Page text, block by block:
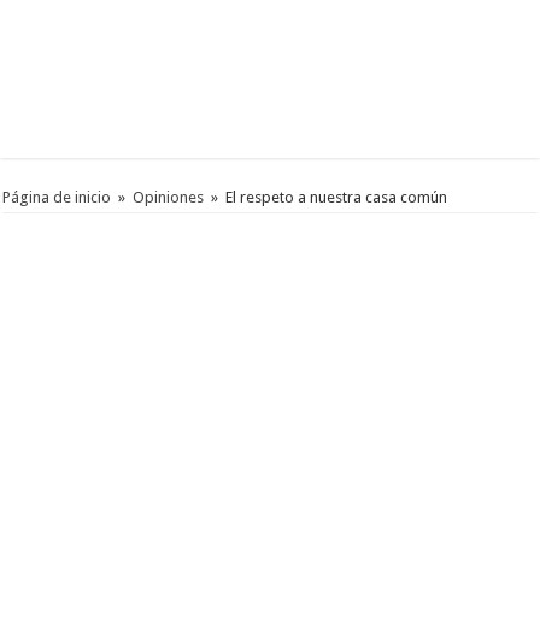
Página de inicio » Opiniones » El respeto a nuestra casa común